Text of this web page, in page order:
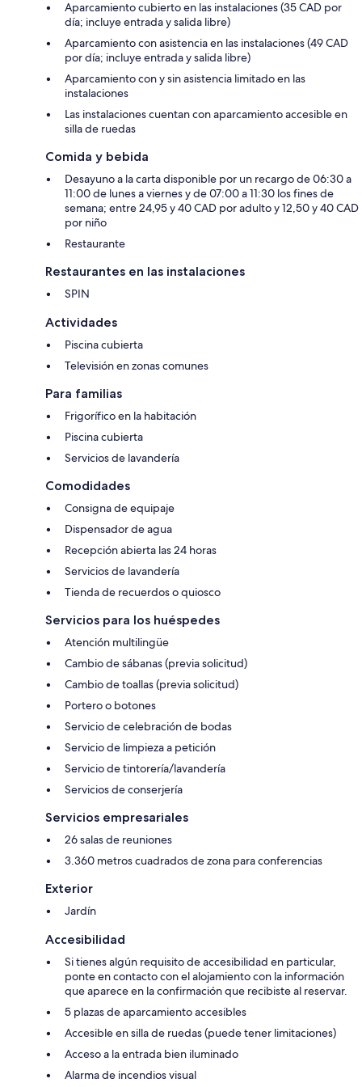
Aparcamiento cubierto en las instalaciones (35 CAD por
día; incluye entrada y salida libre)
Aparcamiento con asistencia en las instalaciones (49 CAD
por día; incluye entrada y salida libre)
Aparcamiento con y sin asistencia limitado en las
instalaciones
Las instalaciones cuentan con aparcamiento accesible en
silla de ruedas
Comida y bebida
Desayuno a la carta disponible por un recargo de 06:30 a
11:00 de lunes a viernes y de 07:00 a 11:30 los fines de
semana; entre 24,95 y 40 CAD por adulto y 12,50 y 40 CAD
por niño
Restaurante
Restaurantes en las instalaciones
SPIN
Actividades
Piscina cubierta
Televisión en zonas comunes
Para familias
Frigorífico en la habitación
Piscina cubierta
Servicios de lavandería
Comodidades
Consigna de equipaje
Dispensador de agua
Recepción abierta las 24 horas
Servicios de lavandería
Tienda de recuerdos o quiosco
Servicios para los huéspedes
Atención multilingüe
Cambio de sábanas (previa solicitud)
Cambio de toallas (previa solicitud)
Portero o botones
Servicio de celebración de bodas
Servicio de limpieza a petición
Servicio de tintorería/lavandería
Servicios de conserjería
Servicios empresariales
26 salas de reuniones
3.360 metros cuadrados de zona para conferencias
Exterior
Jardín
Accesibilidad
Si tienes algún requisito de accesibilidad en particular,
ponte en contacto con el alojamiento con la información
que aparece en la confirmación que recibiste al reservar.
5 plazas de aparcamiento accesibles
Accesible en silla de ruedas (puede tener limitaciones)
Acceso a la entrada bien iluminado
Alarma de incendios visual